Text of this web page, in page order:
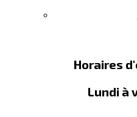
Horaires
Lundi à